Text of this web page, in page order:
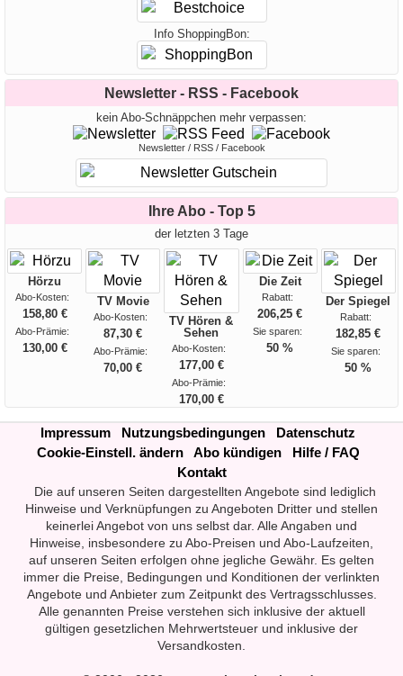
Info ShoppingBon:
Newsletter - RSS - Facebook
kein Abo-Schnäppchen mehr verpassen:
Newsletter / RSS / Facebook
Ihre Abo - Top 5
der letzten 3 Tage
Hörzu
Abo-Kosten:
158,80 €
Abo-Prämie:
130,00 €
TV Movie
Abo-Kosten:
87,30 €
Abo-Prämie:
70,00 €
TV Hören &
Sehen
Abo-Kosten:
177,00 €
Abo-Prämie:
170,00 €
Die Zeit
Rabatt:
206,25 €
Sie sparen:
50 %
Der Spiegel
Rabatt:
182,85 €
Sie sparen:
50 %
Impressum Nutzungsbedingungen
Datenschutz
Cookie-Einstell. ändern
Abo kündigen
Hilfe / FAQ
Kontakt
Die auf unseren Seiten dargestellten Angebote sind lediglich
Hinweise und Verknüpfungen zu Angeboten Dritter und stellen
keinerlei Angebot von uns selbst dar. Alle Angaben und
Hinweise, insbesondere zu Abo-Preisen und Abo-Laufzeiten,
auf unseren Seiten erfolgen ohne jegliche Gewähr. Es gelten
immer die Preise, Bedingungen und Konditionen der verlinkten
Angebote und Anbieter zum Zeitpunkt des Vertragsschlusses.
Alle genannten Preise verstehen sich inklusive der aktuell
gültigen gesetzlichen Mehrwertsteuer und inklusive der
Versandkosten.